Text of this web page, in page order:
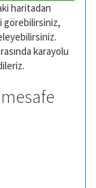
haritadan
görebilirsiniz,
karayolu